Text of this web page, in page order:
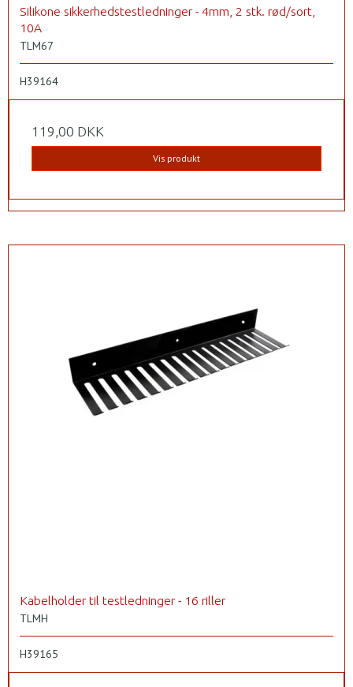
Silikone sikkerhedstestledninger - 4mm, 2 stk. rød/sort,
10A
TLM67
H39164
119,00 DKK
Vis produkt
Kabelholder til testledninger - 16 riller
TLMH
H39165